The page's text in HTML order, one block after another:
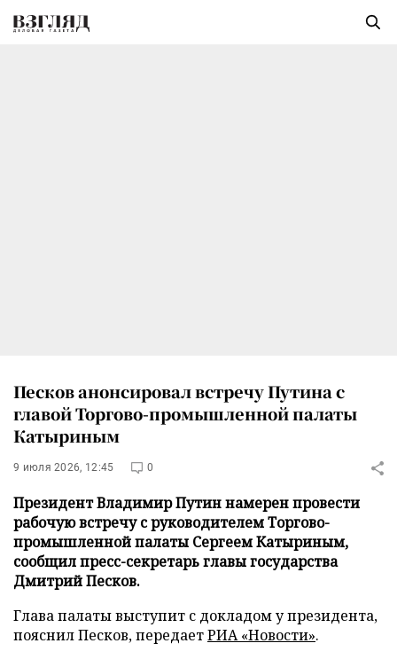
Песков анонсировал встречу Путина с
главой Торгово-промышленной палаты
Катыриным
9 июля 2026, 12:45 0
Президент Владимир Путин намерен провести
рабочую встречу с руководителем Торгово-
промышленной палаты Сергеем Катыриным,
сообщил пресс-секретарь главы государства
Дмитрий Песков.
Глава палаты выступит с докладом у президента,
пояснил Песков, передаетРИА «Новости».